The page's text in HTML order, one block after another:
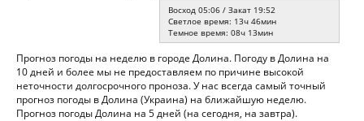
Восход 05:06 / Закат 19:52
Светлое время: 13ч 46мин
Темное время: 08ч 13мин
Прогноз погоды на неделю в городе Долина. Погоду в Долина на
10 дней и более мы не предоставляем по причине высокой
неточности долгосрочного проноза. У нас всегда самый точный
прогноз погоды в Долина (Украина) на ближайшую неделю.
Прогноз погоды Долина на 5 дней (на сегодня, на завтра).